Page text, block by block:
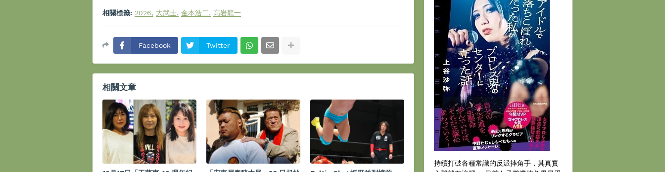
相關標籤: 2026 大武士 金本浩二 高岩龍一
Facebook Twitter
相關文章
持續打破各種常識的反派摔角手，其真實